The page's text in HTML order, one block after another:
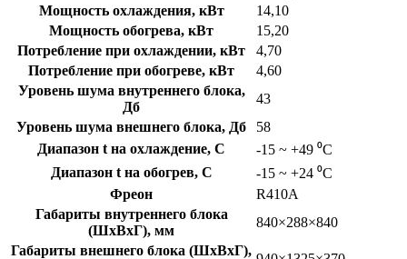
Мощность охлаждения, кВт
14,10
Мощность обогрева, кВт
15,20
Потребление при охлаждении, кВт
4,70
Потребление при обогреве, кВт
4,60
Уровень шума внутреннего блока,
Дб
43
Уровень шума внешнего блока, Дб
58
Диапазон t на охлаждение, C
-15 ~ +49 ⁰С
Диапазон t на обогрев, C
-15 ~ +24 ⁰С
Фреон
R410A
Габариты внутреннего блока
(ШхВхГ), мм
840×288×840
Габариты внешнего блока (ШхВхГ),